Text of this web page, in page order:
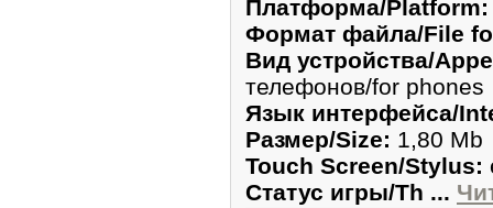
Платформа/Platform:
Формат файла/File
Вид устройства/
телефонов/for phones
Язык интерфейса/
Размер/Size: 1,80 Mb
Touch Screen/Stylus:
Статус игры/Th ...